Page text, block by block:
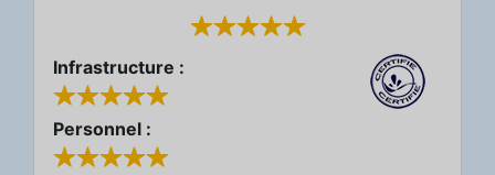
Infrastructure :
Personnel :